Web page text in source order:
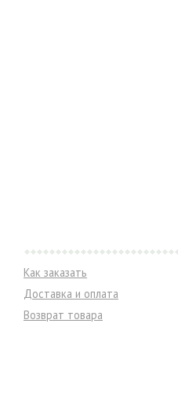
Как заказать
Доставка и оплата
Возврат товара